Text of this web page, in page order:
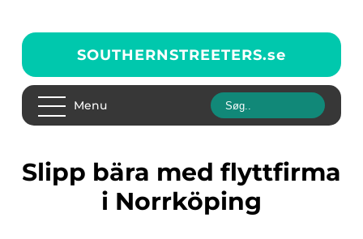
SOUTHERNSTREETERS.se
Menu
Slipp bära med flyttfirma
i Norrköping